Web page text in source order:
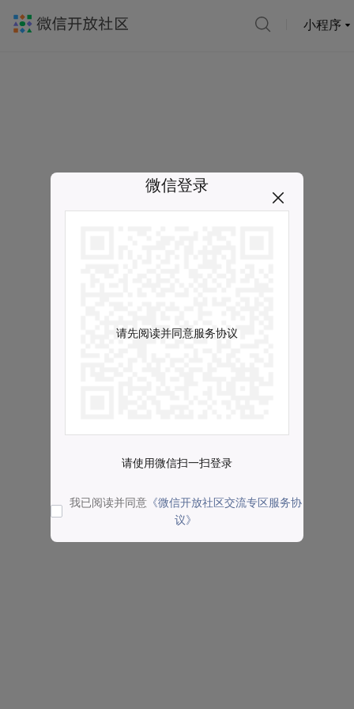
小程序
微信登录
请先阅读并同意服务协议
请使用微信扫一扫登录
我已阅读并同意 《微信开放社区交流专区服务协
议》